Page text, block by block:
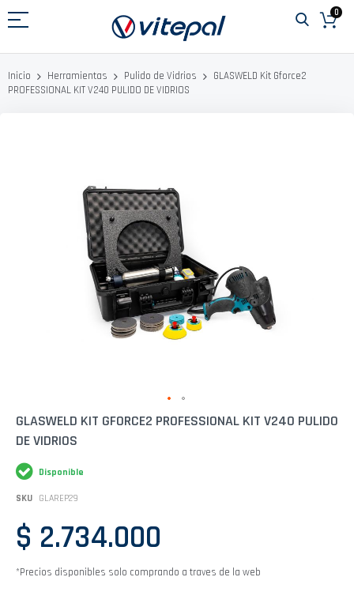
al
0
Inicio Herramientas Pulido de Vidrios
GLASWELD Kit Gforce2
PROFESSIONAL KIT V240 PULIDO DE VIDRIOS
Saltar
comienzo
la
galería
de
GLASWELD KIT GFORCE2 PROFESSIONAL KIT V240 PULIDO
DE VIDRIOS
Disponible
SKU GLAREP29
$ 2.734.000
*Precios disponibles solo comprando a traves de la web